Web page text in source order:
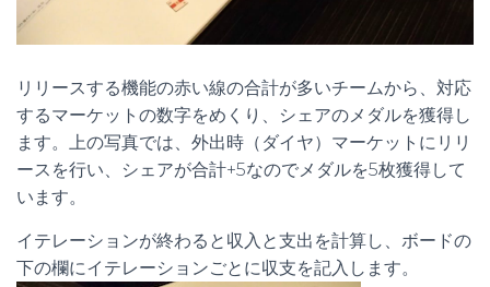
リリースする機能の赤い線の合計が多いチームから、対応
するマーケットの数字をめくり、シェアのメダルを獲得し
ます。上の写真では、外出時（ダイヤ）マーケットにリリ
ースを行い、シェアが合計+5なのでメダルを5枚獲得して
います。
イテレーションが終わると収入と支出を計算し、ボードの
下の欄にイテレーションごとに収支を記入します。